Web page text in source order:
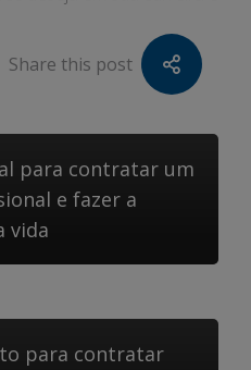
Share this post
para contratar um
e fazer a
vida
para contratar